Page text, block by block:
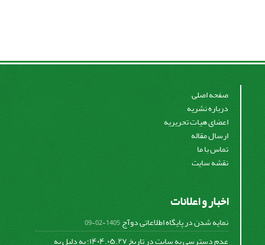
صفحه اصلی
درباره نشریه
اعضای هیات تحریریه
ارسال مقاله
تماس با ما
نقشه سایت
اخبار و اعلانات
نمایه شدن در پایگاه اطلاعاتی دوآج1405-02-09
عدم دسترسی به سایت در تاریخ ۱۴۰۴.۰۵.۲۷؛ به دلیل به